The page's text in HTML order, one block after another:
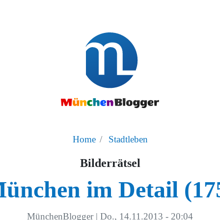
Home Stadtleben
Bilderrätsel
im Detail
MünchenBlogger | Do., 14.11.2013 - 20:04